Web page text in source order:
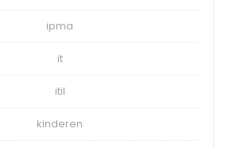
ipma
it
itil
kinderen